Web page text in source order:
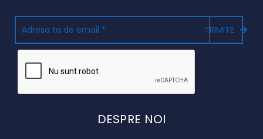
TRIMITE
DESPRE NOI